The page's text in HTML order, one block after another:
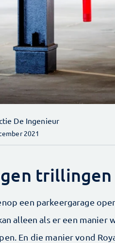
De Ingenieur
2021
trillingen
een parkeergarage
alleen als er een
En die manier vond